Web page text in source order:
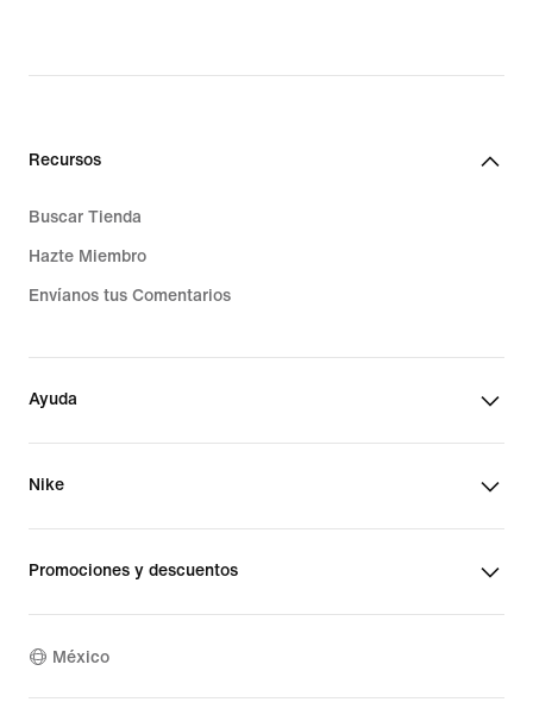
Recursos
Buscar Tienda
Hazte Miembro
Envíanos tus Comentarios
Ayuda
Nike
Promociones y descuentos
México